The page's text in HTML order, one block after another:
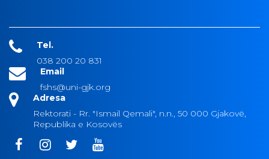
Tel.
038 200 20 831
Email
fshs@uni-gjk.org
Adresa
Rektorati - Rr. "Ismail Qemali", n.n., 50 000 Gjakovë,
Republika e Kosovës